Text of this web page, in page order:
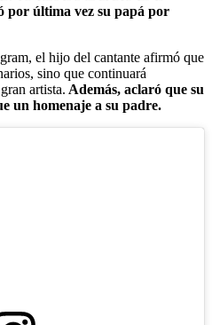
por última vez su papá por
el hijo del cantante afirmó que
sino que continuará
artista. Además, aclaró que su
un homenaje a su padre.